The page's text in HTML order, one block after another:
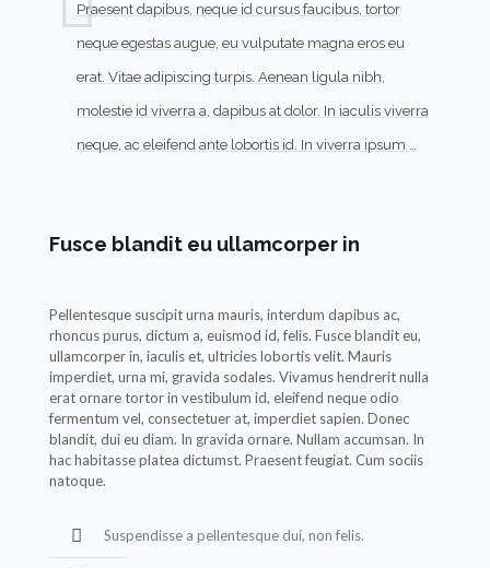
Praesent dapibus, neque id cursus faucibus, tortor
neque egestas augue, eu vulputate magna eros eu
erat. Vitae adipiscing turpis. Aenean ligula nibh,
molestie id viverra a, dapibus at dolor. In iaculis viverra
neque, ac eleifend ante lobortis id. In viverra ipsum …
Fusce blandit eu ullamcorper in
Pellentesque suscipit urna mauris, interdum dapibus ac,
rhoncus purus, dictum a, euismod id, felis. Fusce blandit eu,
ullamcorper in, iaculis et, ultricies lobortis velit. Mauris
imperdiet, urna mi, gravida sodales. Vivamus hendrerit nulla
erat ornare tortor in vestibulum id, eleifend neque odio
fermentum vel, consectetuer at, imperdiet sapien. Donec
blandit, dui eu diam. In gravida ornare. Nullam accumsan. In
hac habitasse platea dictumst. Praesent feugiat. Cum sociis
natoque.
Suspendisse a pellentesque dui, non felis.